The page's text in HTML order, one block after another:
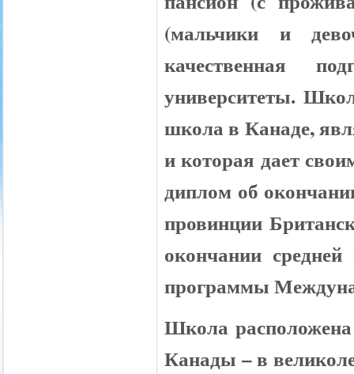
(мальчики и
качественная
университеты.
школа в Канаде,
и которая дает
диплом об
провинции
окончании
программы
Школа
Канады – в